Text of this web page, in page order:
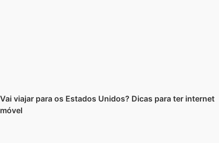
Vai viajar para os Estados Unidos? Dicas para ter internet
móvel